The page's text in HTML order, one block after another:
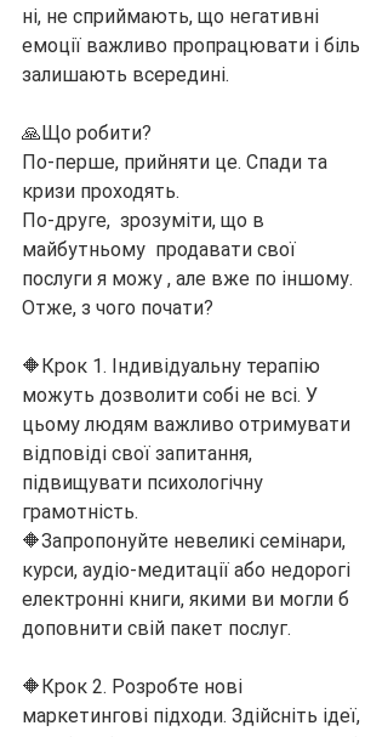
ні, не сприймають, що негативні
емоції важливо пропрацювати і біль
залишають всередині.
🙏Що робити?
По-перше, прийняти це. Спади та
кризи проходять.
По-друге,  зрозуміти, що в
майбутньому  продавати свої
послуги я можу , але вже по іншому.
Отже, з чого почати?
🔶Крок 1. Індивідуальну терапію
можуть дозволити собі не всі. У
цьому людям важливо отримувати
відповіді свої запитання,
підвищувати психологічну
грамотність.
🔶Запропонуйте невеликі семінари,
курси, аудіо-медитації або недорогі
електронні книги, якими ви могли б
доповнити свій пакет послуг.
🔶Крок 2. Розробте нові
маркетингові підходи. Здійсніть ідеї,